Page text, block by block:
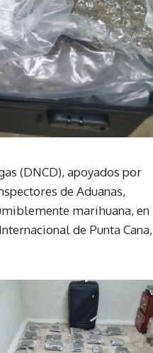
(DNCD), apoyados por
de Aduanas,
marihuana, en
de Punta Cana,